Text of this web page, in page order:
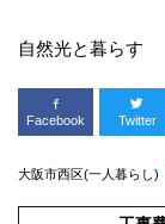
自然光と暮らす
Facebook Twitter
大阪市西区(一人暮らし)